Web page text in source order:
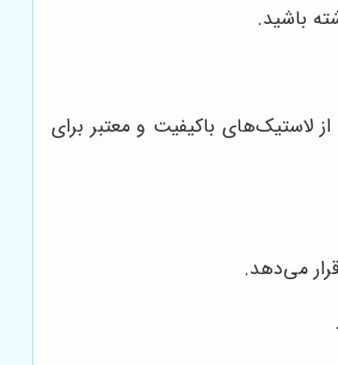
باشید.
لاستیک‌های باکیفیت و معتبر برای
می‌دهد.